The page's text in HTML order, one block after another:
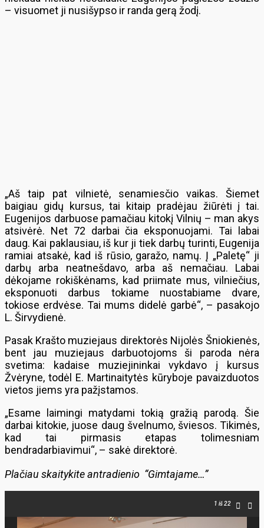
– visuomet ji nusišypso ir randa gerą žodį.
„Aš taip pat vilnietė, senamiesčio vaikas. Šiemet
baigiau gidų kursus, tai kitaip pradėjau žiūrėti į tai.
Eugenijos darbuose pamačiau kitokį Vilnių – man akys
atsivėrė. Net 72 darbai čia eksponuojami. Tai labai
daug. Kai paklausiau, iš kur ji tiek darbų turinti, Eugenija
ramiai atsakė, kad iš rūsio, garažo, namų. Į „Paletę“ ji
darbų arba neatnešdavo, arba aš nemačiau. Labai
dėkojame rokiškėnams, kad priimate mus, vilniečius,
eksponuoti darbus tokiame nuostabiame dvare,
tokiose erdvėse. Tai mums didelė garbė“, – pasakojo
L. Širvydienė.
Pasak Krašto muziejaus direktorės Nijolės Šniokienės,
bent jau muziejaus darbuotojoms ši paroda nėra
svetima: kadaise muziejininkai vykdavo į kursus
Žvėryne, todėl E. Martinaitytės kūryboje pavaizduotos
vietos jiems yra pažįstamos.
„Esame laimingi matydami tokią gražią parodą. Šie
darbai kitokie, juose daug švelnumo, šviesos. Tikimės,
kad tai pirmasis etapas tolimesniam
bendradarbiavimui“, – sakė direktorė.
Plačiau skaitykite antradienio “Gimtajame…”
1 iš 22